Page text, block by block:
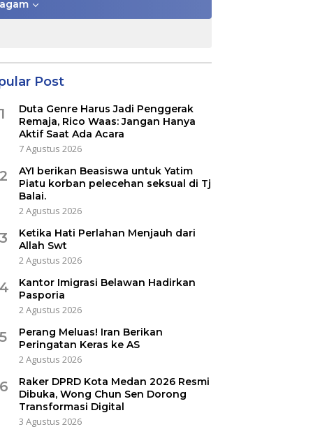
Post
Duta Genre Harus Jadi Penggerak
Remaja, Rico Waas: Jangan Hanya
Aktif Saat Ada Acara
7 Agustus 2026
AYI berikan Beasiswa untuk Yatim
Piatu korban pelecehan seksual di Tj
Balai.
2 Agustus 2026
Ketika Hati Perlahan Menjauh dari
Allah Swt
2 Agustus 2026
Kantor Imigrasi Belawan Hadirkan
Pasporia
2 Agustus 2026
Perang Meluas! Iran Berikan
Peringatan Keras ke AS
2 Agustus 2026
Raker DPRD Kota Medan 2026 Resmi
Dibuka, Wong Chun Sen Dorong
Transformasi Digital
3 Agustus 2026